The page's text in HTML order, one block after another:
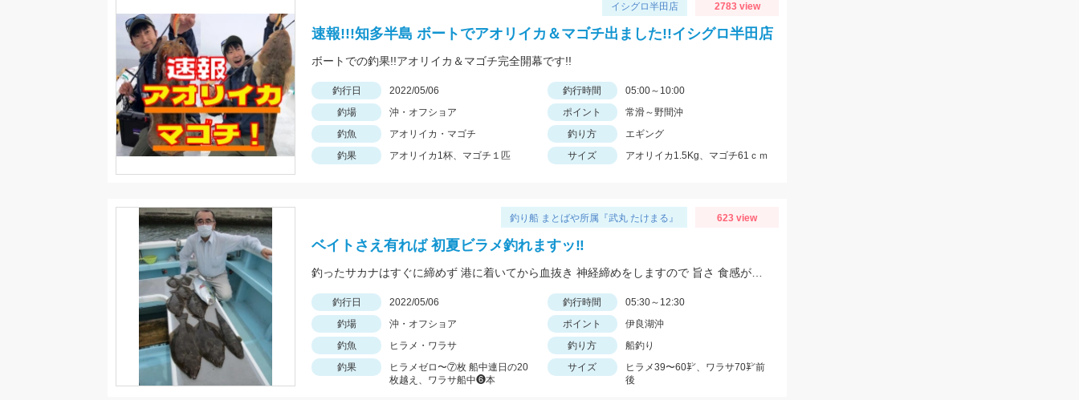
イシグロ半田店 2783 view
速報!!!知多半島 ボートでアオリイカ＆マゴチ出ました!!イシグロ半田店
ボートでの釣果!!アオリイカ＆マゴチ完全開幕です!!
釣行日 2022/05/06 釣行時間
05:00～10:00
釣場
沖・オフショア ポイント
常滑～野間沖
釣魚
アオリイカ・マゴチ 釣り方
エギング
釣果
アオリイカ1杯、マゴチ１匹 サイズ アオリイカ1.5Kg、マゴチ61ｃｍ
釣り船 まとばや所属『武丸 たけまる』 623 view
ベイトさえ有れば 初夏ビラメ釣れますッ‼︎
釣行日 2022/05/06 釣行時間
05:30～12:30
釣場
沖・オフショア ポイント
伊良湖沖
釣魚
ヒラメ・ワラサ 釣り方
船釣り
釣果
ヒラメゼロ〜⑦枚 船中連日の20
枚越え、ワラサ船中❻本
サイズ
ヒラメ39〜60㌢、ワラサ70㌢前
後